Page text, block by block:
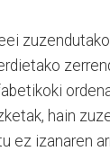
hain
ez izanaren